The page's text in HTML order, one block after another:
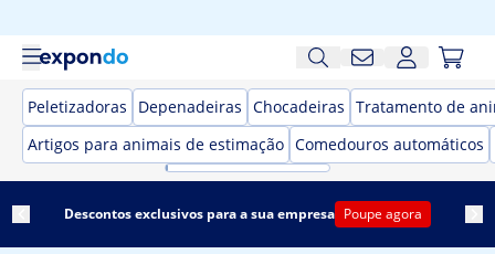
Peletizadoras Depenadeiras Chocadeiras Tratamento de
Artigos para animais de estimação Comedouros automáticos
Descontos exclusivos para a sua empresa Poupe agora